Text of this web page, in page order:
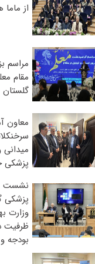
از
مراسم
مقام
گلستان
معاون
میدانی
پزشکی
نشست
پزشکی
وزارت
ظرفیت
بودجه